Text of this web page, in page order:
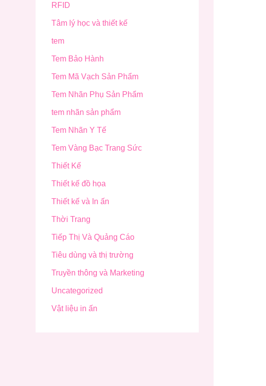
RFID
Tâm lý học và thiết kế
tem
Tem Bảo Hành
Tem Mã Vạch Sản Phẩm
Tem Nhãn Phụ Sản Phẩm
tem nhãn sản phẩm
Tem Nhãn Y Tế
Tem Vàng Bạc Trang Sức
Thiết Kế
Thiết kế đồ họa
Thiết kế và In ấn
Thời Trang
Tiếp Thị Và Quảng Cáo
Tiêu dùng và thị trường
Truyền thông và Marketing
Uncategorized
Vật liệu in ấn